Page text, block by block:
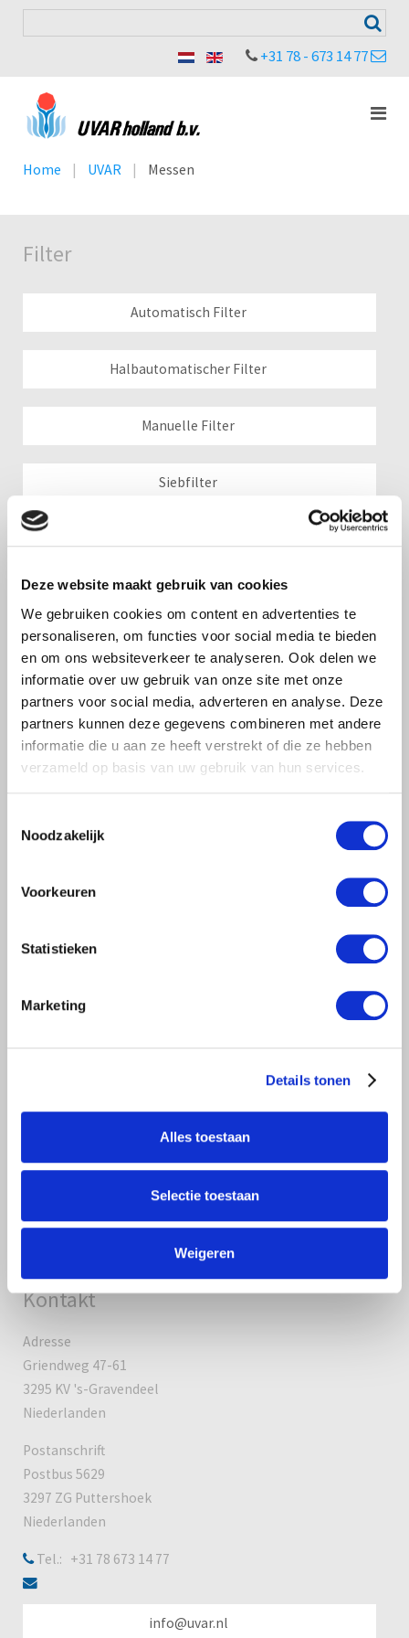
Deze website maakt gebruik van cookies
We gebruiken cookies om content en advertenties te
personaliseren, om functies voor social media te bieden
en om ons websiteverkeer te analyseren. Ook delen we
informatie over uw gebruik van onze site met onze
partners voor social media, adverteren en analyse. Deze
partners kunnen deze gegevens combineren met andere
informatie die u aan ze heeft verstrekt of die ze hebben
verzameld op basis van uw gebruik van hun services.
Noodzakelijk
Voorkeuren
Statistieken
Marketing
Details tonen
Alles toestaan
Selectie toestaan
Weigeren
+31 78 - 673 14 77
Home UVAR Messen
Filter
Automatisch Filter
Halbautomatischer Filter
Manuelle Filter
Siebfilter
Zyklonfilter
Anzaugfilter & Strainer
Medien & Sandfilter
Regelventile & mehr
Lieferungsbedingungen
Disclaimer
Sitemap
Kontakt
Adresse
Griendweg 47-61
3295 KV 's-Gravendeel
Niederlanden
Postanschrift
Postbus 5629
3297 ZG Puttershoek
Niederlanden
Tel.: +31 78 673 14 77
info@uvar.nl